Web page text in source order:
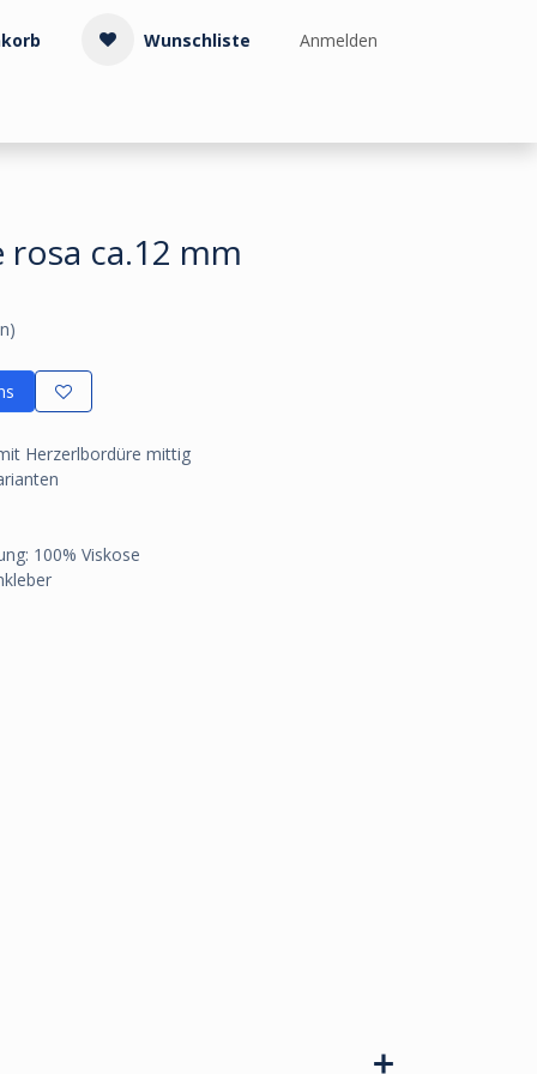
Wunschliste Anmelden
ca.12 mm
Herzerlbordüre mittig
100% Viskose